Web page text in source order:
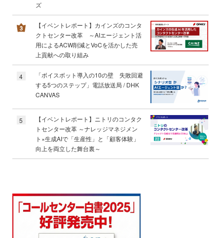
ズ
【イベントレポート】カインズのコンタ
クトセンター改革 ～AIエージェント活
用によるACW削減とVoCを活かした売
上貢献への取り組み
4
「ボイスボット導入の10の壁 失敗回避
する5つのステップ」電話放送局 / DHK
CANVAS
5
【イベントレポート】ニトリのコンタク
トセンター改革 ～ナレッジマネジメン
ト×生成AIで「生産性」と「顧客体験」
向上を両立した舞台裏～